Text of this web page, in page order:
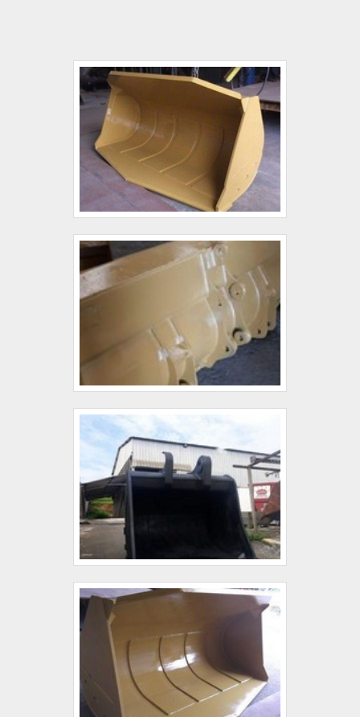
tecnologia de ponta. Tudo isso, somado a uma
equipe com colaboradores proativos e
funcionários eficientes, garante uma entrega de
excelência de ponta a ponta. Aproveite a visita
para acessar o site e saber mais sobre a
empresa, os serviços e os produtos!.
empresa tem em seu escopo caçamba para trator
e destocadora, oferecendo sempre a melhor
opção para o cliente final.Ainda tratando da
concha New Holland, deve-se ter a exatidão em
orçar com empresas que prezam por produtos e
serviços que tenham ótima qualidade e excelente
custo-benefício, características simples, mas que
mostram o comprometimento da empresa com
seus clientes.Existem muitas formas diferentes de
demonstrar conhecimento e autoridade em uma
área de atuação. Os motivos pelos quais a
Buckets King é a melhor opção no segmento
sempre que buscar por concha New Holland:
Colaboradores proativos; Profissionais com vasta
experiência na área; Trabalhadores de alta
qualidade; Escritório de alta qualidade onde são
realizadas as atividades; Tecnologia de ponta;
Equipamentos de última geração. EFICIÊNCIA E
King existem as melhores condições para quem
deseja achar o que precisa para concha New
Holland. É possível encontrar uma grande
variedade no portfólio como caçamba para trator
e destocadora.É reconhecida por ser
comprometida com os serviços e inovadora,
padrões alcançados por conter escritório de alta
qualidade onde são realizadas as atividades e
equipamentos de última geração. Esses fatores,
somados a um time com colaboradores proativos
e especialistas dedicados, fecham todo o ciclo de
entrega com excelência para toda a carteira de
clientes. Saiba mais solicitando um orçamento!.